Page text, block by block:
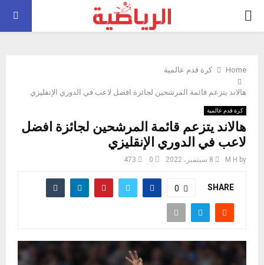
PRIMARY
Home كرة قدم عالمية
هالاند يتزعم قائمة المرشحين لجائزة افضل لاعب في الدوري الإنقليزي
كرة قدم عالمية
هالاند يتزعم قائمة المرشحين لجائزة افضل
لاعب في الدوري الإنقليزي
by
M H 8 سبتمبر، 2022 0
473
SHARE
0